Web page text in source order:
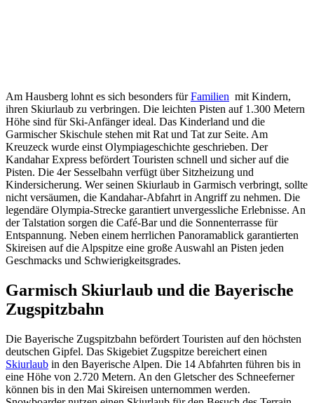
Am Hausberg lohnt es sich besonders fürFamilien mit Kindern,
ihren Skiurlaub zu verbringen. Die leichten Pisten auf 1.300 Metern
Höhe sind für Ski-Anfänger ideal. Das Kinderland und die
Garmischer Skischule stehen mit Rat und Tat zur Seite. Am
Kreuzeck wurde einst Olympiageschichte geschrieben. Der
Kandahar Express befördert Touristen schnell und sicher auf die
Pisten. Die 4er Sesselbahn verfügt über Sitzheizung und
Kindersicherung. Wer seinen Skiurlaub in Garmisch verbringt, sollte
nicht versäumen, die Kandahar-Abfahrt in Angriff zu nehmen. Die
legendäre Olympia-Strecke garantiert unvergessliche Erlebnisse. An
der Talstation sorgen die Café-Bar und die Sonnenterrasse für
Entspannung. Neben einem herrlichen Panoramablick garantierten
Skireisen auf die Alpspitze eine große Auswahl an Pisten jeden
Geschmacks und Schwierigkeitsgrades.
Garmisch Skiurlaub und die Bayerische
Zugspitzbahn
Die Bayerische Zugspitzbahn befördert Touristen auf den höchsten
deutschen Gipfel. Das Skigebiet Zugspitze bereichert einen
Skiurlaub in den Bayerische Alpen. Die 14 Abfahrten führen bis in
eine Höhe von 2.720 Metern. An den Gletscher des Schneeferner
können bis in den Mai Skireisen unternommen werden.